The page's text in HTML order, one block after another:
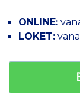
ONLINE:
LOKET: